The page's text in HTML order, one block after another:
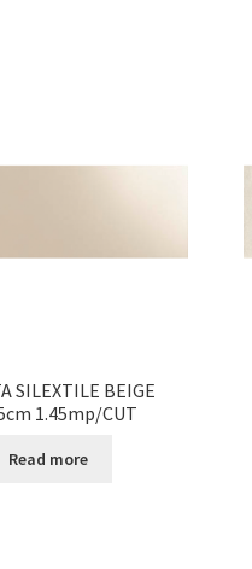
SILEXTILE BEIGE
1.45mp/CUT
Read more